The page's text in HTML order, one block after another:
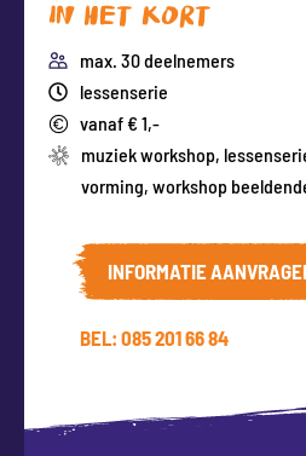
In het kort
max. 30 deelnemers
lessenserie
vanaf € 1,-
muziek workshop,
vorming, workshop
INFORMATIE
BEL: 085 201 66 84